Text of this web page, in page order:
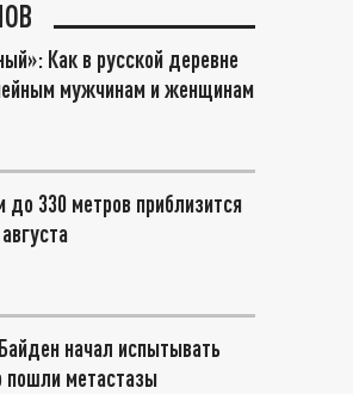
Как в русской деревне
мужчинам и женщинам
330 метров приблизится
начал испытывать
пошли метастазы